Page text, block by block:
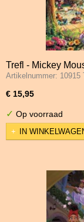
Trefl - Mickey
Artikelnummer: 10915
€ 15,95
✓ Op voorraad
IN